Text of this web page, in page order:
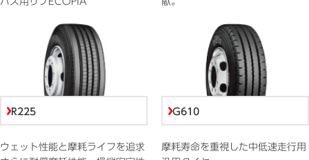
R225
ウェット性能と摩耗ライフを追求
G610
摩耗寿命を重視した中低速走行用